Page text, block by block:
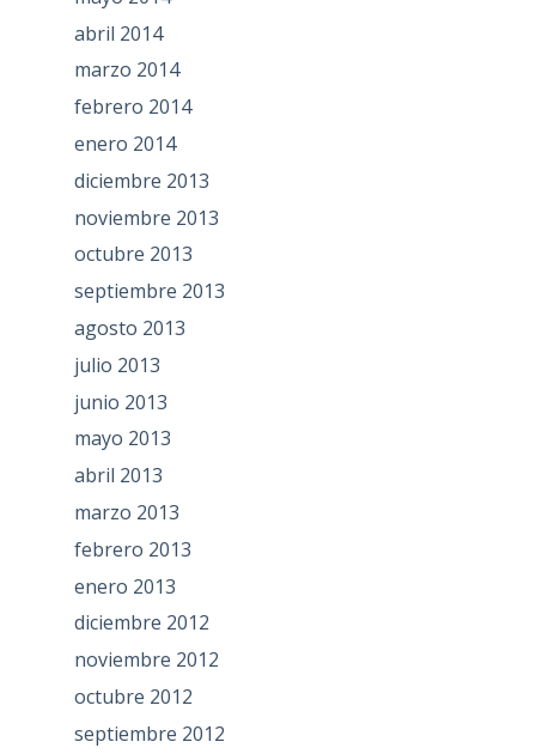
abril 2014
marzo 2014
febrero 2014
enero 2014
diciembre 2013
noviembre 2013
octubre 2013
septiembre 2013
agosto 2013
julio 2013
junio 2013
mayo 2013
abril 2013
marzo 2013
febrero 2013
enero 2013
diciembre 2012
noviembre 2012
octubre 2012
septiembre 2012